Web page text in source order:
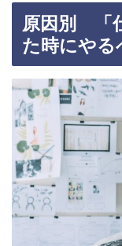
原因別 「
た時にやる